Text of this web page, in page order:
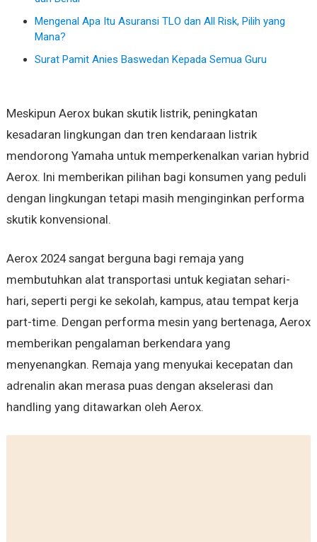
Mengenal Apa Itu Asuransi TLO dan All Risk, Pilih yang
Mana?
Surat Pamit Anies Baswedan Kepada Semua Guru
Meskipun Aerox bukan skutik listrik, peningkatan
kesadaran lingkungan dan tren kendaraan listrik
mendorong Yamaha untuk memperkenalkan varian hybrid
Aerox. Ini memberikan pilihan bagi konsumen yang peduli
dengan lingkungan tetapi masih menginginkan performa
skutik konvensional.
Aerox 2024 sangat berguna bagi remaja yang
membutuhkan alat transportasi untuk kegiatan sehari-
hari, seperti pergi ke sekolah, kampus, atau tempat kerja
part-time. Dengan performa mesin yang bertenaga, Aerox
memberikan pengalaman berkendara yang
menyenangkan. Remaja yang menyukai kecepatan dan
adrenalin akan merasa puas dengan akselerasi dan
handling yang ditawarkan oleh Aerox.